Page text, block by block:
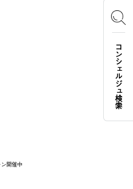
開催中
コンシェルジュ検索